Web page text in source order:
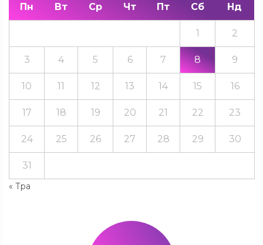
Пн Вт Ср Чт Пт Сб Нд
« Тра
1 2
3 4 5 6 7 8 9
10 11 12 13 14 15 16
17 18 19 20 21 22 23
24 25 26 27 28 29 30
31